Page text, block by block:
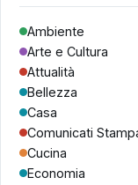
Ambiente
Arte e Cultura
Attualità
Bellezza
Casa
Comunicati
Cucina
Economia